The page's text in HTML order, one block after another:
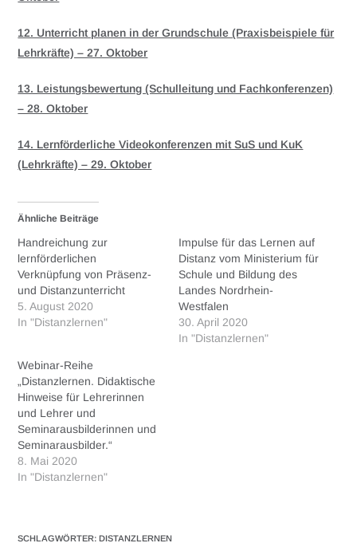
12. Unterricht planen in der Grundschule (Praxisbeispiele für
Lehrkräfte) – 27. Oktober
13. Leistungsbewertung (Schulleitung und Fachkonferenzen)
– 28. Oktober
14. Lernförderliche Videokonferenzen mit SuS und KuK
(Lehrkräfte) – 29. Oktober
Ähnliche Beiträge
Handreichung zur
lernförderlichen
Verknüpfung von Präsenz-
und Distanzunterricht
5. August 2020
In "Distanzlernen"
Impulse für das Lernen auf
Distanz vom Ministerium für
Schule und Bildung des
Landes Nordrhein-
Westfalen
30. April 2020
In "Distanzlernen"
Webinar-Reihe
„Distanzlernen. Didaktische
Hinweise für Lehrerinnen
und Lehrer und
Seminarausbilderinnen und
Seminarausbilder.“
8. Mai 2020
In "Distanzlernen"
SCHLAGWÖRTER:DISTANZLERNEN